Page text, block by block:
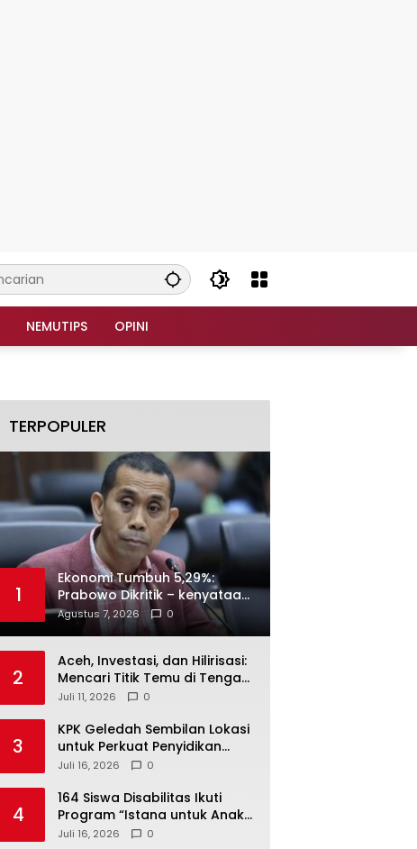
NEMUTIPS OPINI
TERPOPULER
1
Ekonomi Tumbuh 5,29%:
Prabowo Dikritik – kenyataan
Menjawab
Agustus 7, 2026 0
2
Aceh, Investasi, dan Hilirisasi:
Mencari Titik Temu di Tengah
Polemik Blok Andaman
Juli 11, 2026 0
3
KPK Geledah Sembilan Lokasi
untuk Perkuat Penyidikan
Dugaan Pemerasan Bupati
Juli 16, 2026 0
4
164 Siswa Disabilitas Ikuti
Program “Istana untuk Anak
Sekolah”, Kenali Sejarah
Juli 16, 2026 0